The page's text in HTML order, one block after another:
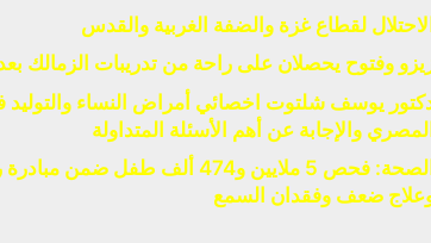
لقطاع غزة والضفة الغربية والقدس
وفتوح يحصلان على راحة من تدريبات الزمالك
يوسف شلتوت اخصائي أمراض النساء والتوليد
والإجابة عن أهم الأسئلة المتداولة
الصحة: فحص 5 ملايين و474 ألف
ضعف وفقدان السمع